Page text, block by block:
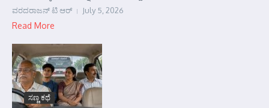
ವರದರಾಜನ್ ಟಿ ಆರ್ July 5, 2026
Read More
ಸಣ್ಣ ಕಥೆ